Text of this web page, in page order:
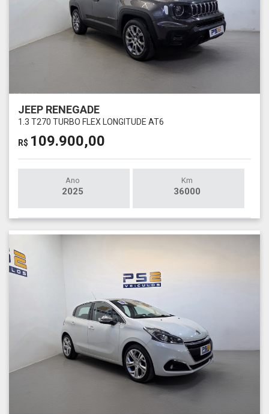
JEEP RENEGADE
1.3 T270 TURBO FLEX LONGITUDE AT6
R$ 109.900,00
Ano
2025
Km
36000